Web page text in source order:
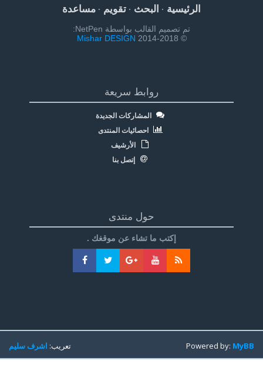
الرئيسية· البحث· تقويم· مساعدة
تم تصميم القالب بواسطة NetPen:
© 2014-2018
Mishar DESIGN
روابط سريعة
المشاركات الجديدة
احصائيات المنتدى
الأرشيف
إتصل بنا
حول منتدى
إكتب ما تشاء عن موقغك .
تعريب:اشرف سليم Powered by:MyBB